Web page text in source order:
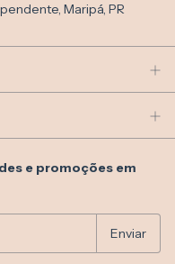
Maripá, PR
e promoções em